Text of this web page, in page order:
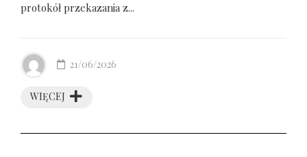
protokół przekazania z...
WIĘCEJ
21/06/2026